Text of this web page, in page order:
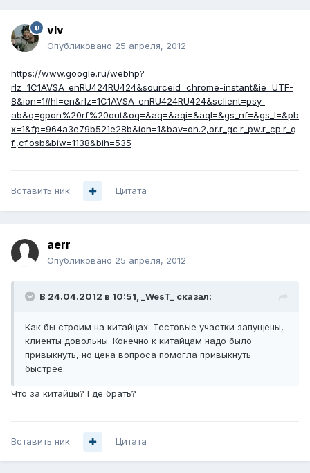
vIv
Опубликовано 25 апреля, 2012
https://www.google.ru/webhp?
rlz=1C1AVSA_enRU424RU424&sourceid=chrome-instant&ie=UTF-
8&ion=1#hl=en&rlz=1C1AVSA_enRU424RU424&sclient=psy-
ab&q=gpon%20rf%20out&oq=&aq=&aqi=&aql=&gs_nf=&gs_l=&pb
x=1&fp=964a3e79b521e28b&ion=1&bav=on.2,or.r_gc.r_pw.r_cp.r_q
f.,cf.osb&biw=1138&bih=535
Вставить ник Цитата
aerr
Опубликовано 25 апреля, 2012
В 24.04.2012 в 10:51, _WesT_ сказал:
Как бы строим на китайцах. Тестовые участки запущены,
клиенты довольны. Конечно к китайцам надо было
привыкнуть, но цена вопроса помогла привыкнуть
быстрее.
Что за китайцы? Где брать?
Вставить ник Цитата